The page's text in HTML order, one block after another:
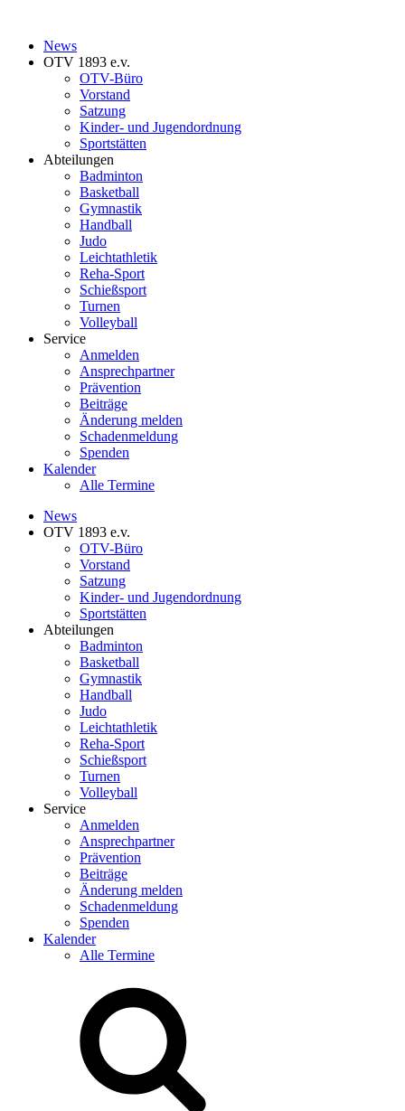
News
OTV 1893 e.v.
OTV-Büro
Vorstand
Satzung
Kinder- und Jugendordnung
Sportstätten
Abteilungen
Badminton
Basketball
Gymnastik
Handball
Judo
Leichtathletik
Reha-Sport
Schießsport
Turnen
Volleyball
Service
Anmelden
Ansprechpartner
Prävention
Beiträge
Änderung melden
Schadenmeldung
Spenden
Kalender
Alle Termine
News
OTV 1893 e.v.
OTV-Büro
Vorstand
Satzung
Kinder- und Jugendordnung
Sportstätten
Abteilungen
Badminton
Basketball
Gymnastik
Handball
Judo
Leichtathletik
Reha-Sport
Schießsport
Turnen
Volleyball
Service
Anmelden
Ansprechpartner
Prävention
Beiträge
Änderung melden
Schadenmeldung
Spenden
Kalender
Alle Termine